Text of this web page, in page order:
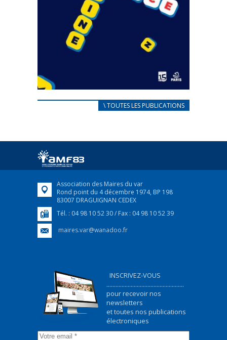
CARNET D’ACCUEIL
Afin d’accompagner au mieux les réfugiés
FEUILLETER
\ TOUTES LES PUBLICATIONS
Association des Maires du var
Rond point du 4 décembre 1974, BP 198
83007 DRAGUIGNAN CEDEX
Tél. : 04 98 10 52 30 / Fax : 04 98 10 52 39
maires.var@wanadoo.fr
INSCRIVEZ-VOUS
...................................................
pour recevoir nos
newsletters
et toutes nos publications
électroniques